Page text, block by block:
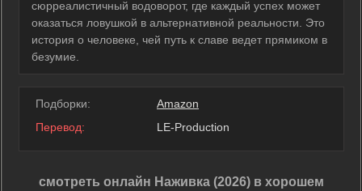
сюрреалистичный водоворот, где каждый успех может
оказаться ловушкой в альтернативной реальности. Это
история о человеке, чей путь к славе ведет прямиком в
безумие.
Подборки:
Amazon
Перевод:
LE-Production
смотреть онлайн Наживка (2026) в хорошем